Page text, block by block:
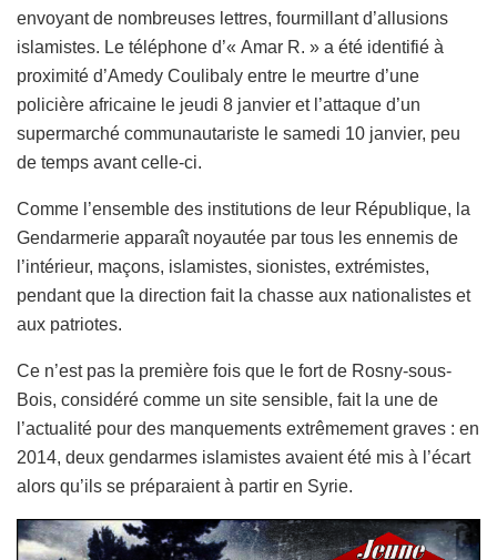
envoyant de nombreuses lettres, fourmillant d’allusions
islamistes. Le téléphone d’« Amar R. » a été identifié à
proximité d’Amedy Coulibaly entre le meurtre d’une
policière africaine le jeudi 8 janvier et l’attaque d’un
supermarché communautariste le samedi 10 janvier, peu
de temps avant celle-ci.
Comme l’ensemble des institutions de leur République, la
Gendarmerie apparaît noyautée par tous les ennemis de
l’intérieur, maçons, islamistes, sionistes, extrémistes,
pendant que la direction fait la chasse aux nationalistes et
aux patriotes.
Ce n’est pas la première fois que le fort de Rosny-sous-
Bois, considéré comme un site sensible, fait la une de
l’actualité pour des manquements extrêmement graves : en
2014, deux gendarmes islamistes avaient été mis à l’écart
alors qu’ils se préparaient à partir en Syrie.